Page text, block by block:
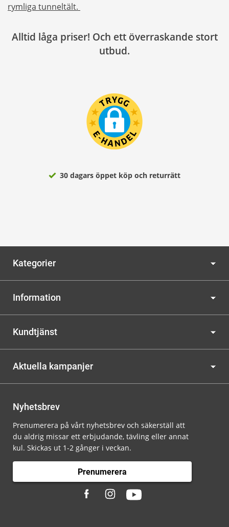
rymliga tunneltält.
Alltid låga priser! Och ett överraskande stort
utbud.
30 dagars öppet köp och returrätt
Kategorier
Information
Kundtjänst
Aktuella kampanjer
Nyhetsbrev
Prenumerera på vårt nyhetsbrev och säkerställ att
du aldrig missar ett erbjudande, tävling eller annat
kul. Skickas ut 1-2 gånger i veckan.
Prenumerera